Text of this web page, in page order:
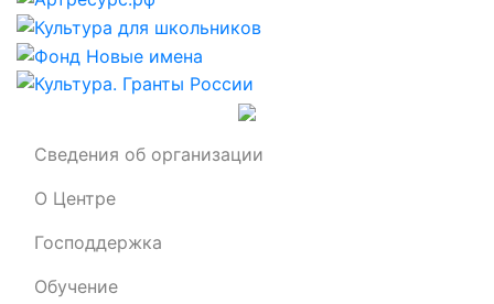
Сведения об организации
О Центре
Господдержка
Обучение